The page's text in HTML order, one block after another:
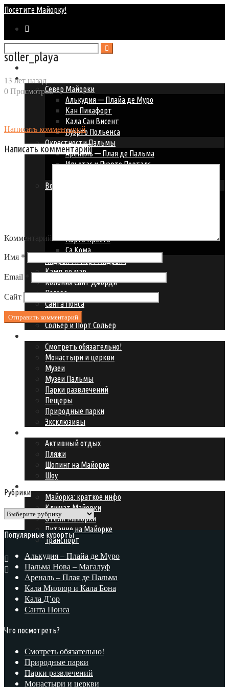
Посетите Майорку!
Курорты Майорки
Север Майорки
Алькудия — Плайа де Муро
Кан Пикафорт
Кала Сан Висент
Пуэрто Польенса
Окрестности Пальмы
Ареналь — Плая де Пальма
Ильетас и Пуэрто Порталс
Восточное побережье
Порто Кристо
Са Кома
Андрайч и Порт Андрайч
Камп де мар
Колония Сант Джорди
Пагера
Санта Понса
Сант Эльм
Сольер и Порт Сольер
Смотреть обязательно!
Монастыри и церкви
Музеи
Музеи Пальмы
Парки развлечений
Пещеры
Природные парки
Эксклюзивы
Активный отдых
Пляжи
Шопинг на Майорке
Шоу
Майорка: краткое инфо
Климат Майорки
Отели Майорки
Питание на Майорке
Транспорт
soller_playa
13 лет назад
0 Просмотров
Написать комментарий
Написать комментарий
Комментарий
Имя *
Email
Сайт
Рубрики
Рубрики
Популярные курорты
Алькудия – Плайа де Муро
Пальма Нова – Магалуф
Ареналь – Плая де Пальма
Кала Миллор и Кала Бона
Кала Д’ор
Санта Понса
Что посмотреть?
Смотреть обязательно!
Природные парки
Парки развлечений
Монастыри и церкви